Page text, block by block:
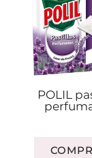
POLIL